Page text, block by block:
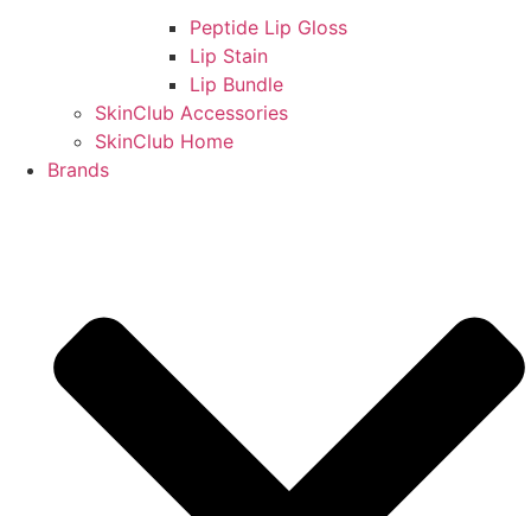
Peptide Lip Gloss
Lip Stain
Lip Bundle
SkinClub Accessories
SkinClub Home
Brands